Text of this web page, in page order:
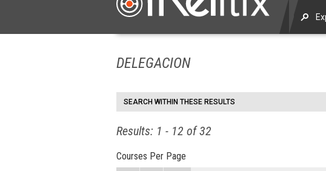
DELEGACION
SEARCH WITHIN THESE RESULTS
Results: 1 - 12 of 32
Courses Per Page